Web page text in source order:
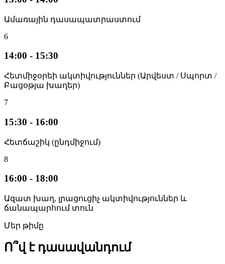
Ամառային դասապատրաստում
6
14:00 - 15:30
Հետմիջօրեի ակտիվություններ (Արվեստ / Սպորտ /
Բացօթյա խաղեր)
7
15:30 - 16:00
Հետճաշիկ (ընդմիջում)
8
16:00 - 18:00
Ազատ խաղ, լրացուցիչ ակտիվություններ և
ճանապարհում տուն
Մեր թիմը
Ո՞վ է դասավանդում